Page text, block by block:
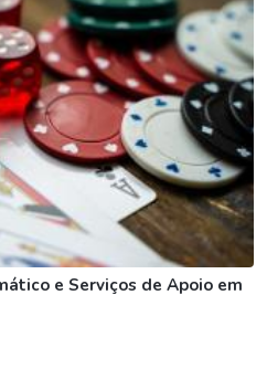
e Serviços de Apoio em